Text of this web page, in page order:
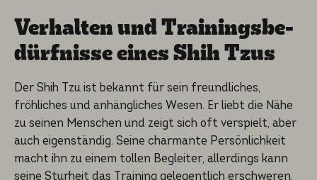
Verhal­ten und Trainings­be­
dürf­nis­se eines Shih Tzus
Der Shih Tzu ist bekannt für sein freundliches,
fröhliches und anhängliches Wesen. Er liebt die Nähe
zu seinen Menschen und zeigt sich oft verspielt, aber
auch eigenständig. Seine charmante Persönlichkeit
macht ihn zu einem tollen Begleiter, allerdings kann
seine Sturheit das Training gelegentlich erschweren.